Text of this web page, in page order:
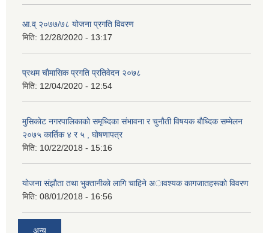
आ.व् २०७७/७८ योजना प्रगति विवरण
मिति: 12/28/2020 - 13:17
प्रथम चाैमासिक प्रगति प्रतिवेदन २०७८
मिति: 12/04/2020 - 12:54
मुसिकाेट नगरपालिकाकाे समृध्दिका संभावना र चुनाैती विषयक बाैध्दिक सम्मेलन
२०७५ कार्तिक ४ र ५ , घाेषणापत्र
मिति: 10/22/2018 - 15:16
याेजना संझाैता तथा भुक्तानीकाे लागि चाहिने अावश्यक कागजातहरूकाे विवरण
मिति: 08/01/2018 - 16:56
अन्य